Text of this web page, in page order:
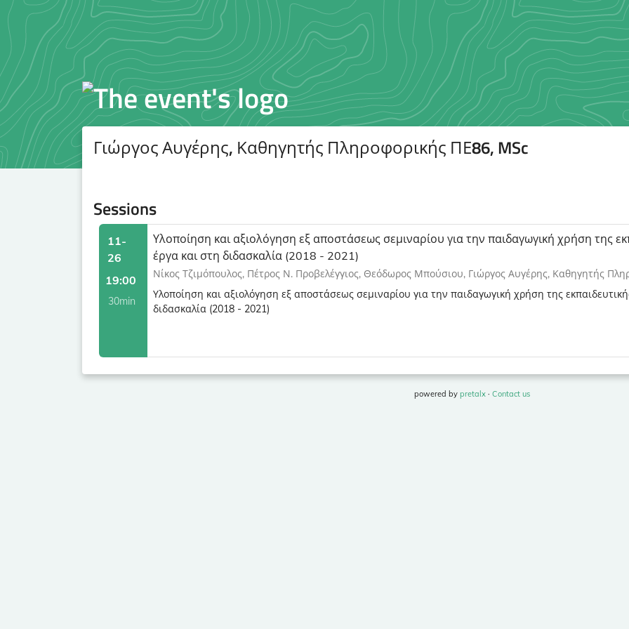
Γιώργος Αυγέρης, Καθηγητής Πληροφορικής ΠΕ86, MSc
Sessions
11-
26
19:00
30min
Υλοποίηση και αξιολόγηση εξ αποστάσεως σεμιναρίου για την παιδαγωγική χρήση της
έργα και στη διδασκαλία (2018 - 2021)
Νίκος Τζιμόπουλος, Πέτρος Ν. Προβελέγγιος, Θεόδωρος Μπούσιου, Γιώργος Αυγέρης, Καθηγητής
Υλοποίηση και αξιολόγηση εξ αποστάσεως σεμιναρίου για την παιδαγωγική χρήση της
διδασκαλία (2018 - 2021)
powered by pretalx· Contact us